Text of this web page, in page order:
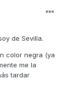
de Sevilla.
color negra (ya
me la
tardar